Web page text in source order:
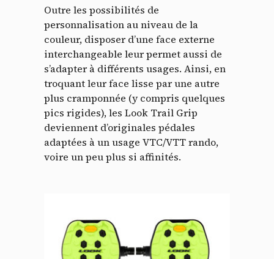
Outre les possibilités de
personnalisation au niveau de la
couleur, disposer d’une face externe
interchangeable leur permet aussi de
s’adapter à différents usages. Ainsi, en
troquant leur face lisse par une autre
plus cramponnée (y compris quelques
pics rigides), les Look Trail Grip
deviennent d’originales pédales
adaptées à un usage VTC/VTT rando,
voire un peu plus si affinités.